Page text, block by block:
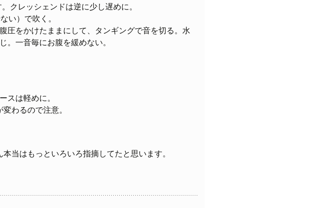
クレッシェンドは逆に少し遅めに。
い）で吹く。
圧をかけたままにして、タンギングで音を切る。水
。一音毎にお腹を緩めない。
スは軽めに。
わるので注意。
当はもっといろいろ指摘してたと思います。